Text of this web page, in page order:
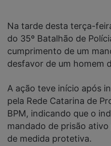
Na tarde desta terça-
do 35º Batalhão de
cumprimento de um
desfavor de um homem
A ação teve início após
pela Rede Catarina de
BPM, indicando que o
mandado de prisão
de medida protetiva.